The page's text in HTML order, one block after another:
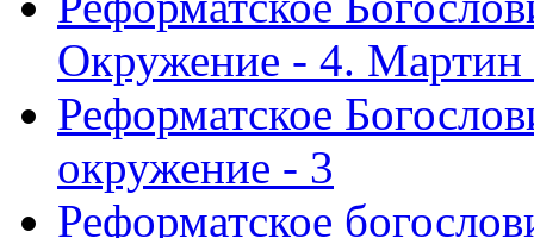
Окружение - 4.
Реформатское
окружение - 3
Реформатское